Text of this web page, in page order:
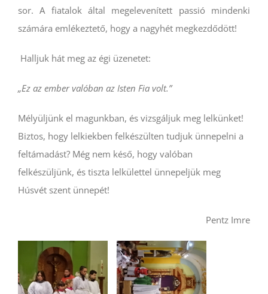
sor. A fiatalok által megelevenített passió mindenki
számára emlékeztető, hogy a nagyhét megkezdődött!
Halljuk hát meg az égi üzenetet:
„Ez az ember valóban az Isten Fia volt.”
Mélyüljünk el magunkban, és vizsgáljuk meg lelkünket!
Biztos, hogy lelkiekben felkészülten tudjuk ünnepelni a
feltámadást? Még nem késő, hogy valóban
felkészüljünk, és tiszta lelkülettel ünnepeljük meg
Húsvét szent ünnepét!
Pentz Imre